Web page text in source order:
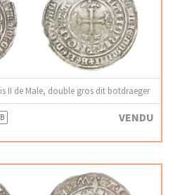
II de Male, double gros dit botdraeger
VENDU